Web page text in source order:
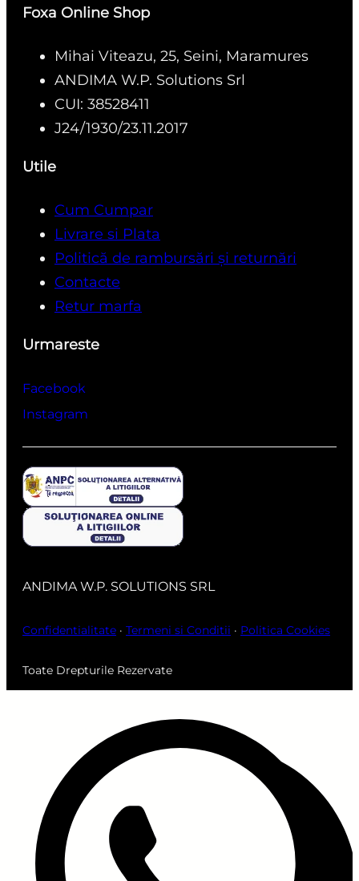
Foxa Online Shop
Mihai Viteazu, 25, Seini, Maramures
ANDIMA W.P. Solutions Srl
CUI: 38528411
J24/1930/23.11.2017
Utile
Cum Cumpar
Livrare si Plata
Politică de rambursări și returnări
Contacte
Retur marfa
Urmareste
Facebook
Instagram
ANDIMA W.P. SOLUTIONS SRL
Confidentialitate · Termeni si Conditii · Politica Cookies
Toate Drepturile Rezervate